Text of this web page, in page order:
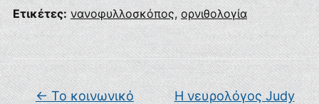
Ετικέτες: νανοφυλλοσκόπος, ορνιθολογία
←Το κοινωνικό
Η νευρολόγος Judy